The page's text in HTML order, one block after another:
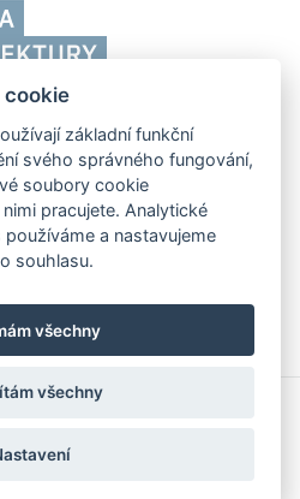
Brně,
Fakulta
architektury
V BRNĚ
www.fa.vutbr.cz
info@fa.vutbr.cz
cookie
základní funkční
svého správného fungování,
soubory cookie
pracujete. Analytické
a nastavujeme
souhlasu.
všechny
všechny